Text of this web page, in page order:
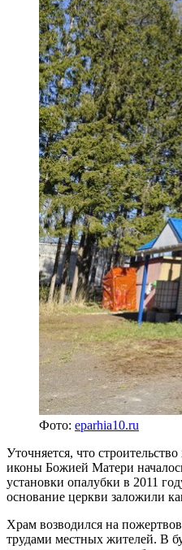
Фото: eparhia10.ru
Уточняется, что
иконы Божией Матери
установки опалубки в 2011
основание церкви заложили
Храм возводился на
трудами местных жителей. В